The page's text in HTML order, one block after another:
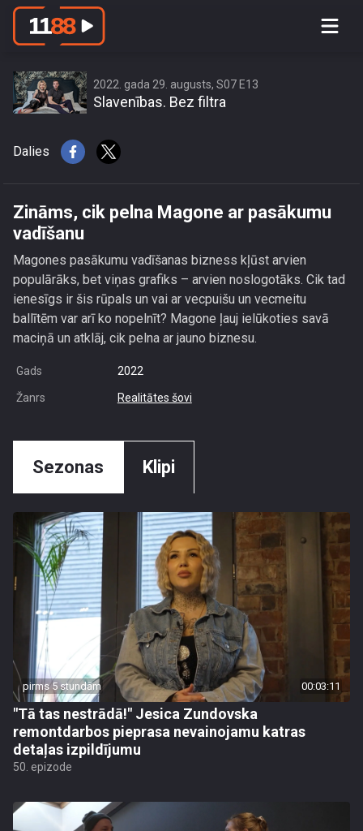
Zināms, cik pelna Magone ar
2022. gada 29. augusts, S07 E13
Slavenības. Bez filtra
Dalies
Zināms, cik pelna Magone ar pasākumu
vadīšanu
Magones pasākumu vadīšanas bizness kļūst arvien
populārāks, bet viņas grafiks – arvien noslogotāks. Cik tad
ienesīgs ir šis rūpals un vai ar vecpuišu un vecmeitu
ballītēm var arī ko nopelnīt? Magone ļauj ielūkoties savā
maciņā un atklāj, cik pelna ar jauno biznesu.
Gads 2022
Žanrs Realitātes šovi
Sezonas Klipi
pirms 5 stundām 00:03:11
"Tā tas nestrādā!" Jesica Zundovska
remontdarbos pieprasa nevainojamu katras
detaļas izpildījumu
50. epizode